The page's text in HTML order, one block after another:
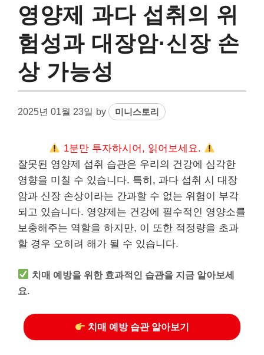
영양제 과다 섭취의 위
험성과 대장암·신장 손
상 가능성
2025년 01월 23일 by 미니스토리
1분만 투자하시어, 읽어보세요.
잘못된 영양제 섭취 습관은 우리의 건강에 심각한
영향을 미칠 수 있습니다. 특히, 과다 섭취 시 대장
암과 신장 손상이라는 간과할 수 없는 위험이 부각
되고 있습니다. 영양제는 건강에 필수적인 영양소를
보충해주는 역할을 하지만, 이 또한 적정량을 초과
할 경우 오히려 해가 될 수 있습니다.
치매 예방을 위한 효과적인 습관을 지금 알아보세
요.
치매 예방 습관 알아보기